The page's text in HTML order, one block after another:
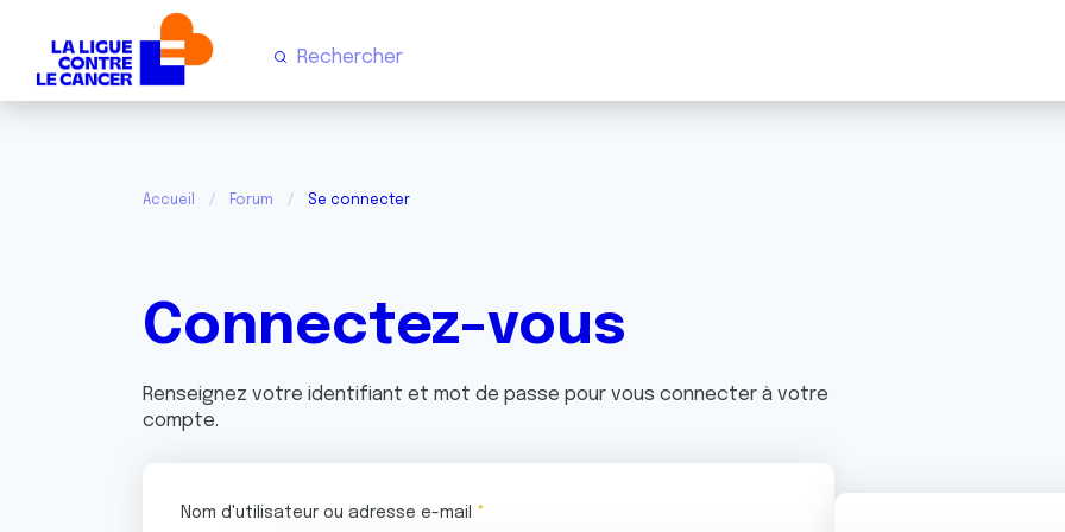
Accueil Forum Se connecter
Connectez-vous
Renseignez votre identifiant et mot de passe pour vous connecter à votre
compte.
Nom d'utilisateur ou adresse e-mail